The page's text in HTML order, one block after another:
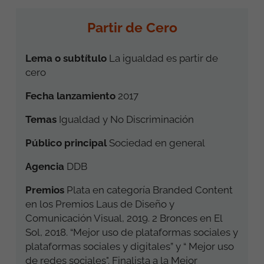
Partir de Cero
Lema o subtítulo La igualdad es partir de
cero
Fecha lanzamiento 2017
Temas Igualdad y No Discriminación
Público principal Sociedad en general
Agencia DDB
Premios Plata en categoría Branded Content
en los Premios Laus de Diseño y
Comunicación Visual, 2019. 2 Bronces en El
Sol, 2018. “Mejor uso de plataformas sociales y
plataformas sociales y digitales” y “ Mejor uso
de redes sociales". Finalista a la Mejor